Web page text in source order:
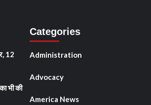
12
भी की
Categories
Administration
Advocacy
America News